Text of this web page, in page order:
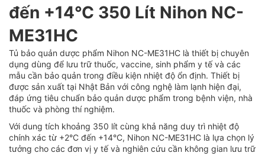
đến +14°C 350 Lít Nihon NC-
ME31HC
Tủ bảo quản dược phẩm Nihon NC-ME31HC là thiết bị chuyên
dụng dùng để lưu trữ thuốc, vaccine, sinh phẩm y tế và các
mẫu cần bảo quản trong điều kiện nhiệt độ ổn định. Thiết bị
được sản xuất tại Nhật Bản với công nghệ làm lạnh hiện đại,
đáp ứng tiêu chuẩn bảo quản dược phẩm trong bệnh viện, nhà
thuốc và phòng thí nghiệm.
Với dung tích khoảng 350 lít cùng khả năng duy trì nhiệt độ
chính xác từ +2°C đến +14°C, Nihon NC-ME31HC là lựa chọn lý
tưởng cho các đơn vị y tế và nghiên cứu cần không gian lưu trữ